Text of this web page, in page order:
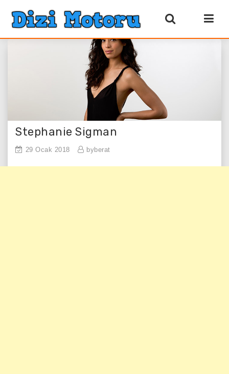
Stephanie Sigman
29 Ocak 2018 byberat